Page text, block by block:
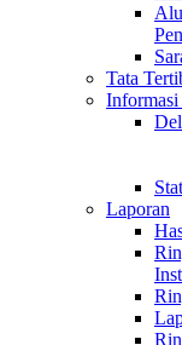
Tata
Informasi
Laporan